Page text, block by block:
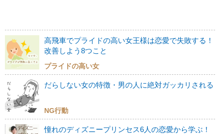
高飛車でプライドの高い女王様は恋愛で失敗する！
改善しよう8つこと
プライドの高い女
だらしない女の特徴・男の人に絶対ガッカリされる
NG行動
憧れのディズニープリンセス6人の恋愛から学ぶ！